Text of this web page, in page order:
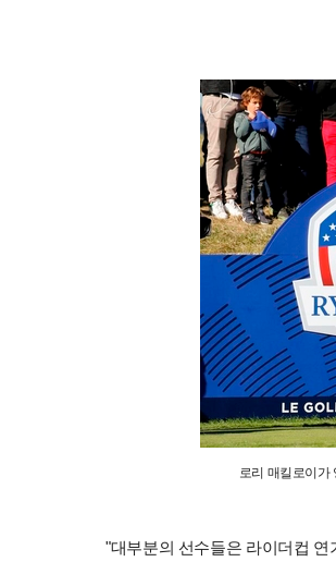
로리 매킬로이가
"대부분의 선수들은 라이더컵